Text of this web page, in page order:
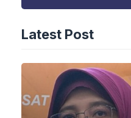
Latest Post